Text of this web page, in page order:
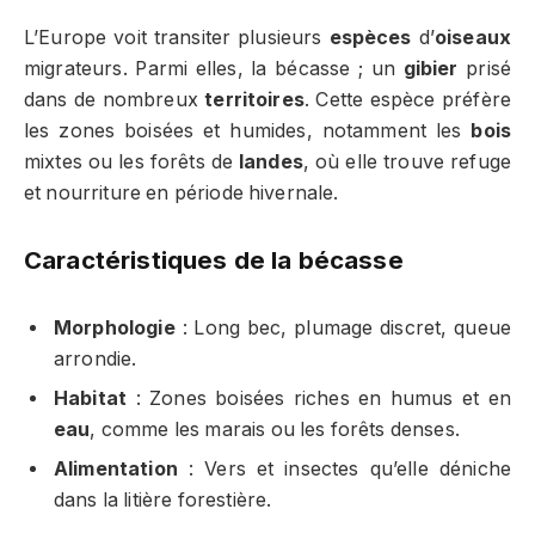
L’Europe voit transiter plusieurs espèces d’oiseaux
migrateurs. Parmi elles, la bécasse ; un gibier prisé
dans de nombreuxterritoires. Cette espèce préfère
les zones boisées et humides, notamment les
bois
mixtes ou les forêts de landes, où elle trouve refuge
et nourriture en période hivernale.
Caractéristiques de la bécasse
Morphologie: Long bec, plumage discret, queue
arrondie.
Habitat : Zones boisées riches en humus et en
eau, comme les marais ou les forêts denses.
Alimentation : Vers et insectes qu’elle déniche
dans la litière forestière.